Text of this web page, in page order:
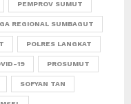
PEMPROV SUMUT
REGIONAL SUMBAGUT
POLRES LANGKAT
19 PROSUMUT
SOFYAN TAN